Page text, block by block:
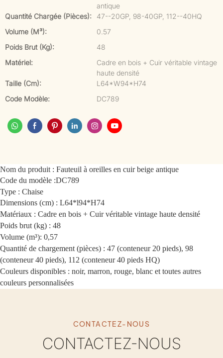
antique
Quantité Chargée (pièces):
47--20GP, 98-40GP, 112--40HQ
Volume (m³):
0.57
Poids Brut (kg):
48
Matériel:
Cadre en bois + Cuir véritable vintage
haute densité
Taille (cm):
L64*W94*H74
Code Modèle:
DC789
Nom du produit : Fauteuil à oreilles en cuir beige antique
Code du modèle :DC789
Type : Chaise
Dimensions (cm) : L64*l94*H74
Matériaux : Cadre en bois + Cuir véritable vintage haute densité
Poids brut (kg) : 48
Volume (m³): 0,57
Quantité de chargement (pièces) : 47 (conteneur 20 pieds), 98
(conteneur 40 pieds), 112 (conteneur 40 pieds HQ)
Couleurs disponibles : noir, marron, rouge, blanc et toutes autres
couleurs personnalisées
CONTACTEZ-NOUS
CONTACTEZ-NOUS